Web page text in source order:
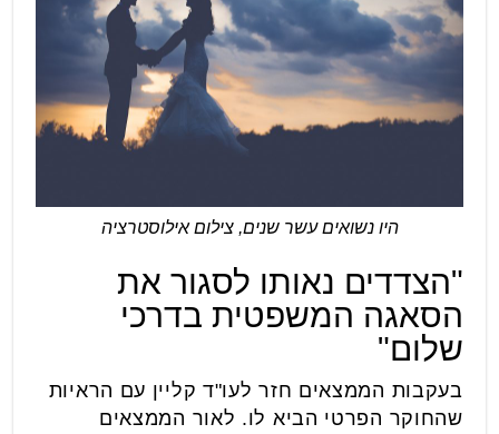
היו נשואים עשר שנים, צילום אילוסטרציה
"הצדדים נאותו לסגור את
הסאגה המשפטית בדרכי
שלום"
בעקבות הממצאים חזר לעו"ד קליין עם הראיות
שהחוקר הפרטי הביא לו. לאור הממצאים